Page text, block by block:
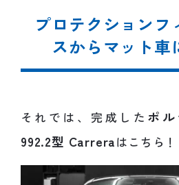
プロテクションフ
スからマット車
それでは、完成した ポル
992.2型 Carreraはこちら！